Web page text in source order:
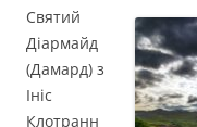
Святий
Діармайд
(Дамард) з
Ініс
Клотранн